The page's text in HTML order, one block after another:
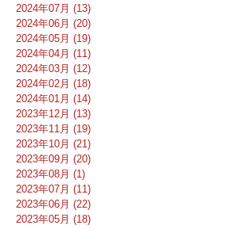
2024年07月 (13)
2024年06月 (20)
2024年05月 (19)
2024年04月 (11)
2024年03月 (12)
2024年02月 (18)
2024年01月 (14)
2023年12月 (13)
2023年11月 (19)
2023年10月 (21)
2023年09月 (20)
2023年08月 (1)
2023年07月 (11)
2023年06月 (22)
2023年05月 (18)